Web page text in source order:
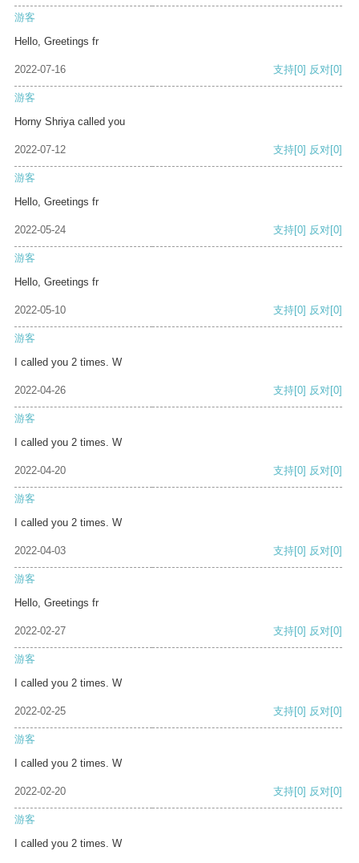
游客
Hello, Greetings fr
2022-07-16 支持[0] 反对[0]
游客
Horny Shriya called you
2022-07-12 支持[0] 反对[0]
游客
Hello, Greetings fr
2022-05-24 支持[0] 反对[0]
游客
Hello, Greetings fr
2022-05-10 支持[0] 反对[0]
游客
I called you 2 times. W
2022-04-26 支持[0] 反对[0]
游客
I called you 2 times. W
2022-04-20 支持[0] 反对[0]
游客
I called you 2 times. W
2022-04-03 支持[0] 反对[0]
游客
Hello, Greetings fr
2022-02-27 支持[0] 反对[0]
游客
I called you 2 times. W
2022-02-25 支持[0] 反对[0]
游客
I called you 2 times. W
2022-02-20 支持[0] 反对[0]
游客
I called you 2 times. W